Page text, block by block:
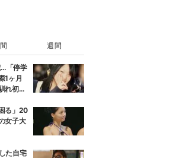
週間
…「停学
1ヶ月
れ初め
る」20
女子大
た自宅